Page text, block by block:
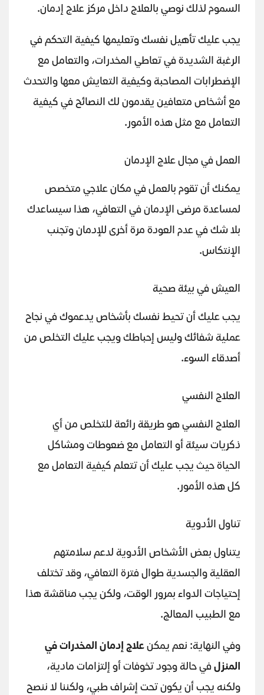
السموم لذلك نوصي بالعلاج داخل مركز علاج إدمان.
يجب عليك تأهيل نفسك وتعليمها كيفية التحكم في
الرغبة الشديدة في تعاطي المخدرات، والتعامل مع
الإضطرابات المصاحبة وكيفية التعايش معها والتحدث
مع أشخاص متعافين يقدمون لك النصائح في كيفية
التعامل مع مثل هذه الأمور.
العمل في مجال علاج الإدمان
يمكنك أن تقوم بالعمل في مكان علاجي متخصص
لمساعدة مرضى الإدمان في التعافي، هذا سيساعدك
بلا شك في عدم العودة مرة أخرى للإدمان وتجنب
الإنتكاس.
العيش في بيئة صحية
يجب عليك أن تحيط نفسك بأشخاص يدعموك في نجاح
عملية شفائك وليس إحباطك ويجب عليك التخلص من
أصدقاء السوء.
العلاج النفسي
العلاج النفسي هو طريقة رائعة للتخلص من أي
ذكريات سيئة أو التعامل مع ضعوطات ومشاكل
الحياة حيث يجب عليك أن تتعلم كيفية التعامل مع
كل هذه الأمور.
تناول الأدوية
يتناول بعض الأشخاص الأدوية لدعم سلامتهم
العقلية والجسدية طوال فترة التعافي، وقد تختلف
إحتياجات الدواء بمرور الوقت، ولكن يجب مناقشة هذا
مع الطبيب المعالج.
وفي النهاية: نعم يمكنعلاج إدمان المخدرات في
المنزلفي حالة وجود تخوفات أو إلتزامات مادية،
ولكنه يجب أن يكون تحت إشراف طبي، ولكننا لا ننصح